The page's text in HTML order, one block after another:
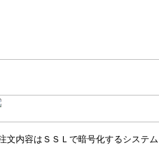
文内容はＳＳＬで暗号化するシステ